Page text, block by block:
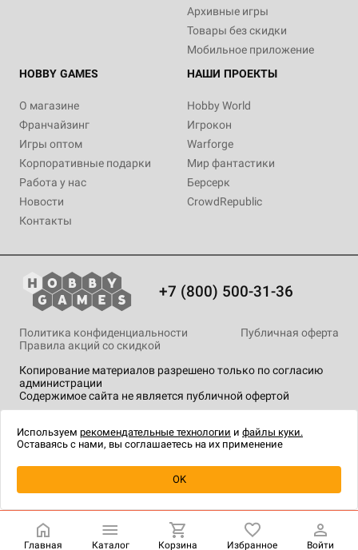
Уведомить о наличии
Архивные игры
Товары без скидки
Мобильное приложение
HOBBY GAMES
О магазине
Франчайзинг
Игры оптом
Корпоративные подарки
Работа у нас
Новости
Контакты
НАШИ ПРОЕКТЫ
Hobby World
Игрокон
Warforge
Мир фантастики
Берсерк
CrowdRepublic
+7 (800) 500-31-36
Копирование материалов разрешено только по согласию
администрации
Содержимое сайта не является публичной офертой
Политика конфиденциальности
Публичная оферта
Правила акций со скидкой
технологии.
Главная Каталог Корзина Избранное Войти
Используем рекомендательные технологии и файлы куки.
Оставаясь с нами, вы соглашаетесь на их применение
OK